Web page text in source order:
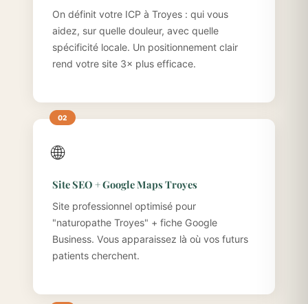
On définit votre ICP à Troyes : qui vous
aidez, sur quelle douleur, avec quelle
spécificité locale. Un positionnement clair
rend votre site 3× plus efficace.
🌐
Site SEO + Google Maps Troyes
Site professionnel optimisé pour
"naturopathe Troyes" + fiche Google
Business. Vous apparaissez là où vos futurs
patients cherchent.